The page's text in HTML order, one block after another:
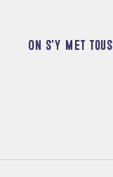
On s'y met